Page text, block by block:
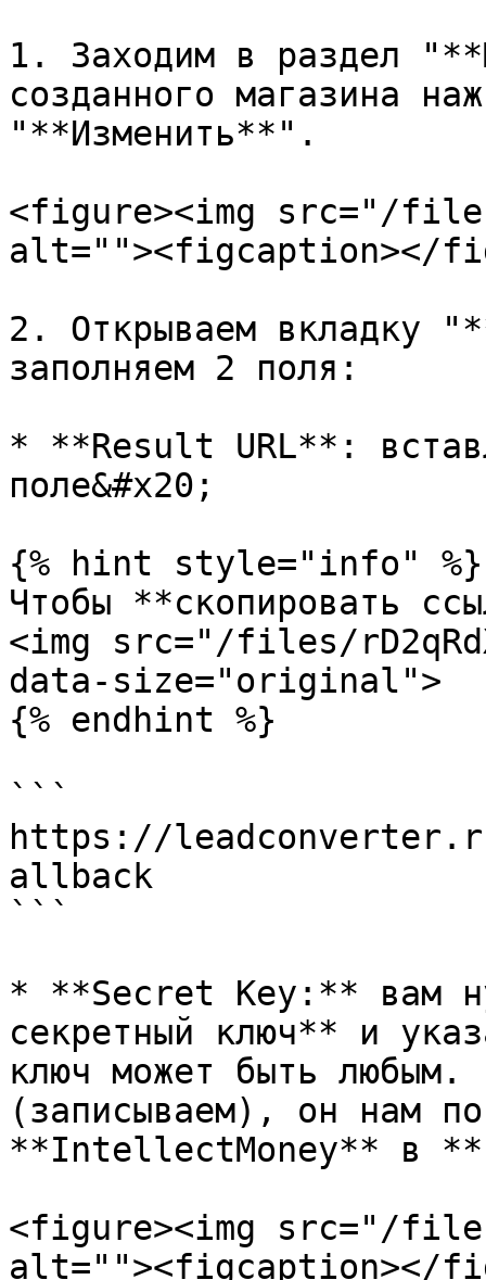
1. Заходим в раздел
созданного магазина
"**Изменить**".
<figure><img src="/
alt=""><figcaption></
2. Открываем вкладку
заполняем 2 поля:
* **Result URL**:
поле&#x20;
{% hint style="info" %}
Чтобы **скопировать
<img src="/files/
data-size="original">
{% endhint %}
```
https://
allback
```
* **Secret Key:** вам
секретный ключ** и
ключ может быть любым.
(записываем), он нам
**IntellectMoney** в
<figure><img src="/
alt=""><figcaption></